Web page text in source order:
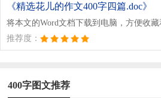
《精选花儿的作文400字四篇.doc》
将本文的Word文档下载到电脑，方便收藏
推荐度：
400字图文推荐